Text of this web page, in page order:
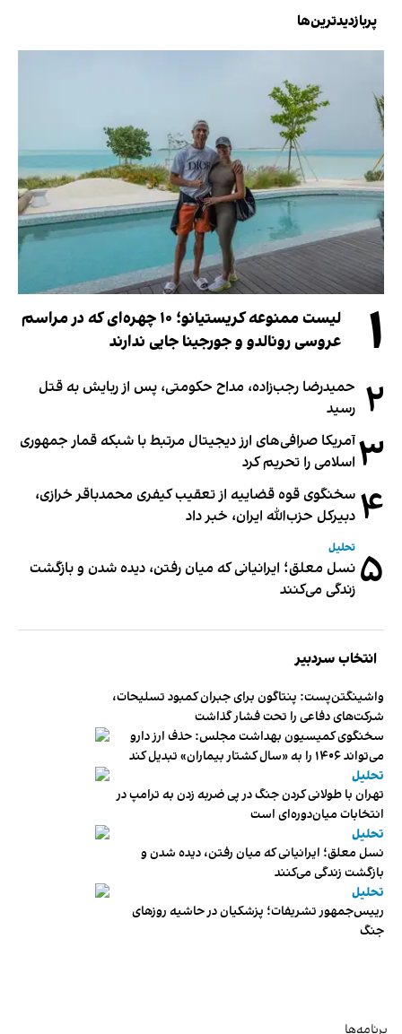
پربازدیدترین‌ها
۱
لیست ممنوعه کریستیانو؛ ۱۰ چهره‌ای که در مراسم
عروسی رونالدو و جورجینا جایی ندارند
۲ حمیدرضا رجب‌زاده، مداح حکومتی، پس از ربایش به قتل
رسید
۳آمریکا صرافی‌های ارز دیجیتال مرتبط با شبکه قمار جمهوری
اسلامی را تحریم کرد
۴ سخنگوی قوه قضاییه از تعقیب کیفری محمدباقر خرازی،
دبیر‌کل حزب‌الله ایران، خبر داد
۵ تحلیل
نسل معلق؛ ایرانیانی که میان رفتن، دیده شدن و بازگشت
زندگی می‌کنند
انتخاب سردبیر
واشینگتن‌پست: پنتاگون برای جبران کمبود تسلیحات،
شرکت‌های دفاعی را تحت فشار گذاشت
سخنگوی کمیسیون بهداشت مجلس: حذف ارز دارو
می‌تواند ۱۴۰۶ را به «سال کشتار بیماران» تبدیل کند
تحلیل
تهران با طولانی کردن جنگ در پی ضربه زدن به ترامپ در
انتخابات میان‌دوره‌ای است
تحلیل
نسل معلق؛ ایرانیانی که میان رفتن، دیده شدن و
بازگشت زندگی می‌کنند
تحلیل
رییس‌جمهور تشریفات؛ پزشکیان در حاشیه روزهای
جنگ